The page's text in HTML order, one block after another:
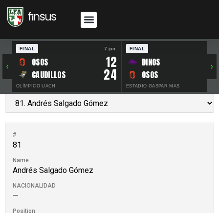
‹
FINAL 7 jun.
OSOS 12
CAUDILLOS 24
OLÍMPICO UACH
FINAL
DINOS
OSOS
ESTADIO GASPAR MAS
›
#
81
Name
Andrés Salgado Gómez
NACIONALIDAD
—
Position